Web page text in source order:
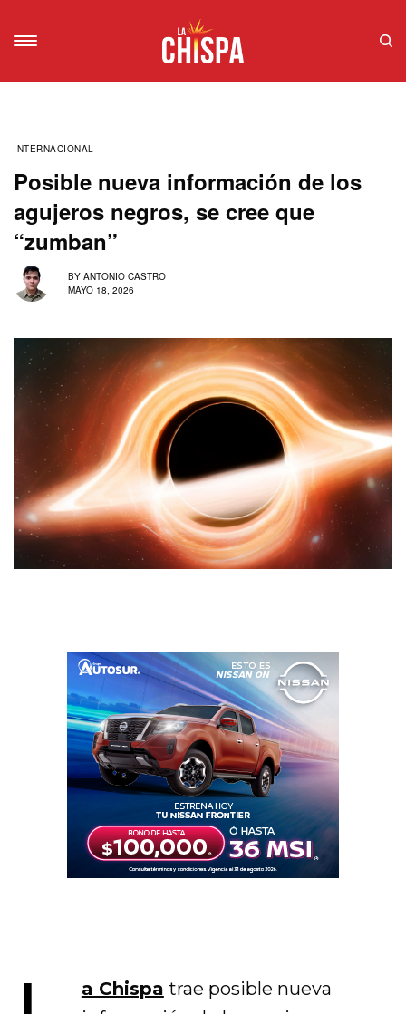
INTERNACIONAL
Posible nueva información de los
agujeros negros, se cree que
“zumban”
BY ANTONIO CASTRO
MAYO 18, 2026
a Chispa trae posible nueva